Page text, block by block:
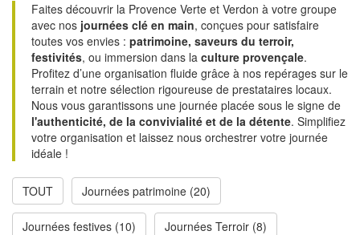
Faites découvrir la Provence Verte et Verdon à votre groupe
avec nos journées clé en main, conçues pour satisfaire
toutes vos envies : patrimoine, saveurs du terroir,
festivités, ou immersion dans la culture provençale.
Profitez d’une organisation fluide grâce à nos repérages sur le
terrain et notre sélection rigoureuse de prestataires locaux.
Nous vous garantissons une journée placée sous le signe de
l'authenticité, de la convivialité et de la détente. Simplifiez
votre organisation et laissez nous orchestrer votre journée
idéale !
TOUT Journées patrimoine (20)
Journées festives (10) Journées Terroir (8)